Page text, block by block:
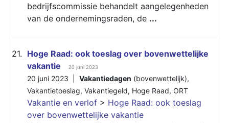
bedrijfscommissie behandelt aangelegenheden
van de ondernemingsraden, de ...
21. Hoge Raad: ook toeslag over bovenwettelijke
vakantie
20 juni 2023
20 juni 2023 | Vakantiedagen (bovenwettelijk),
Vakantietoeslag, Vakantiegeld, Hoge Raad, ORT
Vakantie en verlof > Hoge Raad: ook toeslag
over bovenwettelijke vakantie